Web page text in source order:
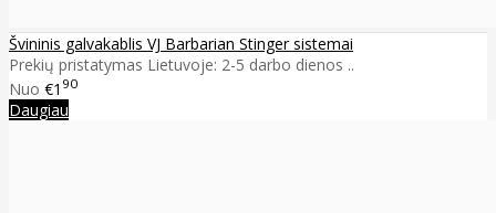
Švininis galvakablis VJ Barbarian Stinger sistemai
Prekių pristatymas Lietuvoje: 2-5 darbo dienos ..
Nuo €1 90
Daugiau